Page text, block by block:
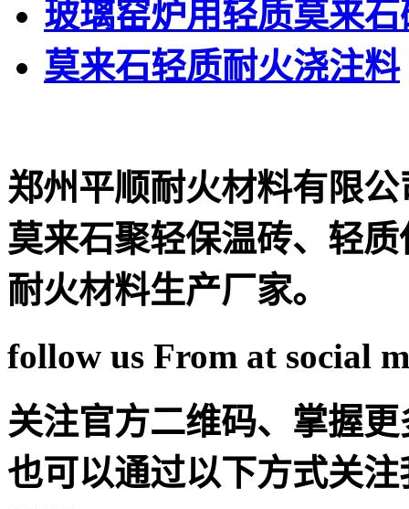
玻璃窑炉用轻质莫来
莫来石轻质耐火浇注料
郑州平顺耐火材料有限
莫来石聚轻保温砖、轻
耐火材料生产厂家。
follow us From at social
关注官方二维码、掌握
也可以通过以下方式关注